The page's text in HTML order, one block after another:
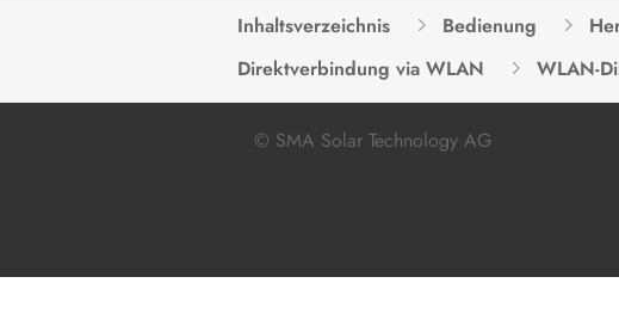
Inhaltsverzeichnis Bedienung
Direktverbindung via WLAN
WLAN-
© SMA Solar Technology AG